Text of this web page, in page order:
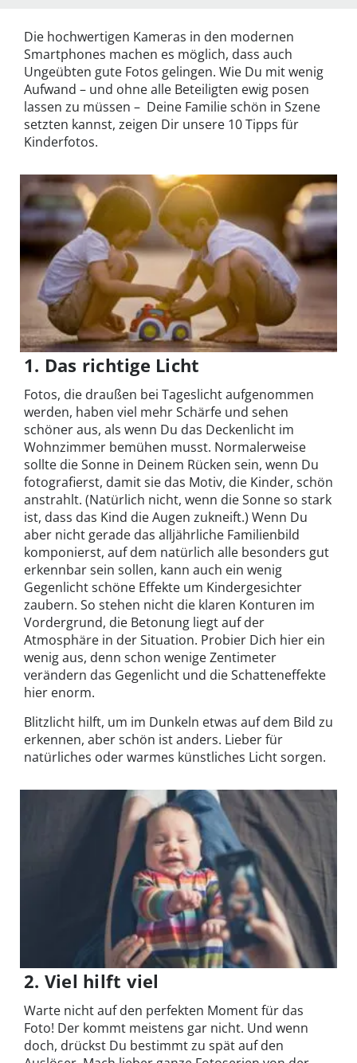
Die hochwertigen Kameras in den modernen
Smartphones machen es möglich, dass auch
Ungeübten gute Fotos gelingen. Wie Du mit wenig
Aufwand – und ohne alle Beteiligten ewig posen
lassen zu müssen – Deine Familie schön in Szene
setzten kannst, zeigen Dir unsere 10 Tipps für
Kinderfotos.
1. Das richtige Licht
Fotos, die draußen bei Tageslicht aufgenommen
werden, haben viel mehr Schärfe und sehen
schöner aus, als wenn Du das Deckenlicht im
Wohnzimmer bemühen musst. Normalerweise
sollte die Sonne in Deinem Rücken sein, wenn Du
fotografierst, damit sie das Motiv, die Kinder, schön
anstrahlt. (Natürlich nicht, wenn die Sonne so stark
ist, dass das Kind die Augen zukneift.) Wenn Du
aber nicht gerade das alljährliche Familienbild
komponierst, auf dem natürlich alle besonders gut
erkennbar sein sollen, kann auch ein wenig
Gegenlicht schöne Effekte um Kindergesichter
zaubern. So stehen nicht die klaren Konturen im
Vordergrund, die Betonung liegt auf der
Atmosphäre in der Situation. Probier Dich hier ein
wenig aus, denn schon wenige Zentimeter
verändern das Gegenlicht und die Schatteneffekte
hier enorm.
Blitzlicht hilft, um im Dunkeln etwas auf dem Bild zu
erkennen, aber schön ist anders. Lieber für
natürliches oder warmes künstliches Licht sorgen.
2. Viel hilft viel
Warte nicht auf den perfekten Moment für das
Foto! Der kommt meistens gar nicht. Und wenn
doch, drückst Du bestimmt zu spät auf den